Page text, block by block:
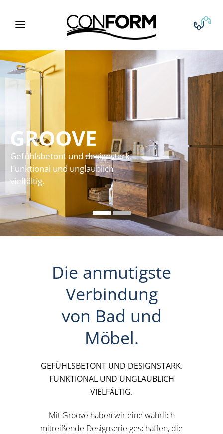
GROOVE
Die anmutigste Verbindung von
Bad und Möbel
Die anmutigste
Verbindung
von Bad und
Möbel.
GEFÜHLSBETONT UND DESIGNSTARK.
FUNKTIONAL UND UNGLAUBLICH
VIELFÄLTIG.
Mit Groove haben wir eine wahrlich
mitreißende Designserie geschaffen, die